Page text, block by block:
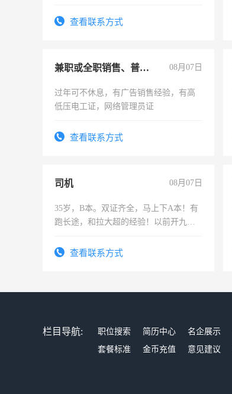
查看联系方式
兼职或全职销售、普工、维修 08月07日
过年可不休息，有广告销售经验，有高
低压电工证，网络管理员证
查看联系方式
司机 08月07日
35岁，B本。双证齐全，马上下A本！有
跑长途，和拉大超的经验！以前开九米
查看联系方式
栏目导航: 职位搜索 简历中心 名企展示
套餐标准
金币充值 意见建议